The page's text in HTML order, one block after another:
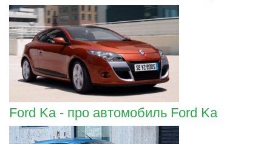
Ford Ka - про автомобиль Ford Ka